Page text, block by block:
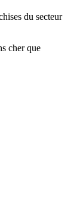
du secteur
cher que